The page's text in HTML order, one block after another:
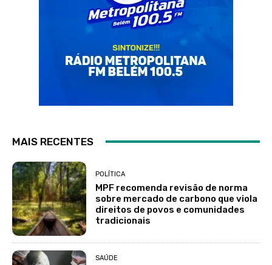
MAIS RECENTES
POLÍTICA
MPF recomenda revisão de norma
sobre mercado de carbono que viola
direitos de povos e comunidades
tradicionais
SAÚDE